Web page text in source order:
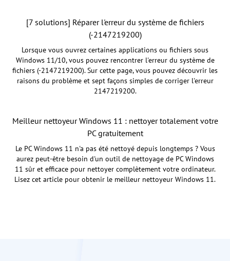
[7 solutions] Réparer l'erreur du système de fichiers
(-2147219200)
Lorsque vous ouvrez certaines applications ou fichiers sous
Windows 11/10, vous pouvez rencontrer l'erreur du système de
fichiers (-2147219200). Sur cette page, vous pouvez découvrir les
raisons du problème et sept façons simples de corriger l'erreur
2147219200.
Meilleur nettoyeur Windows 11 : nettoyer totalement votre
PC gratuitement
Le PC Windows 11 n'a pas été nettoyé depuis longtemps ? Vous
aurez peut-être besoin d'un outil de nettoyage de PC Windows
11 sûr et efficace pour nettoyer complètement votre ordinateur.
Lisez cet article pour obtenir le meilleur nettoyeur Windows 11.